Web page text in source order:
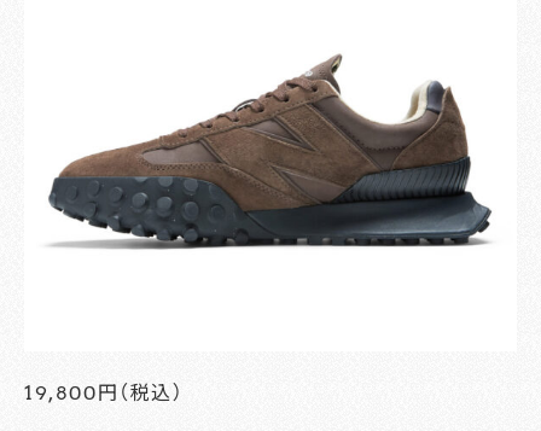
19,800円（税込）